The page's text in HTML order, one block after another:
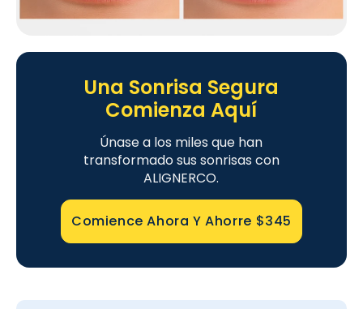
Una Sonrisa Segura
Comienza Aquí
Únase a los miles que han
transformado sus sonrisas con
ALIGNERCO.
Comience Ahora Y Ahorre $345